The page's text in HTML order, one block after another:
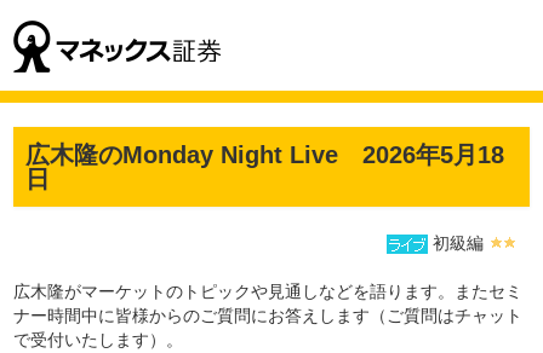
広木隆のMonday Night Live 2026年5月18
日
初級編
広木隆がマーケットのトピックや見通しなどを語ります。またセミ
ナー時間中に皆様からのご質問にお答えします（ご質問はチャット
で受付いたします）。